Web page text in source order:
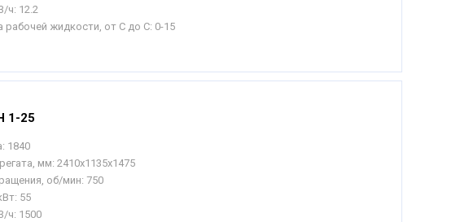
ч: 12.2
рабочей жидкости, от С до С: 0-15
1-25
1840
мм: 2410х1135х1475
об/мин: 750
55
ч: 1500